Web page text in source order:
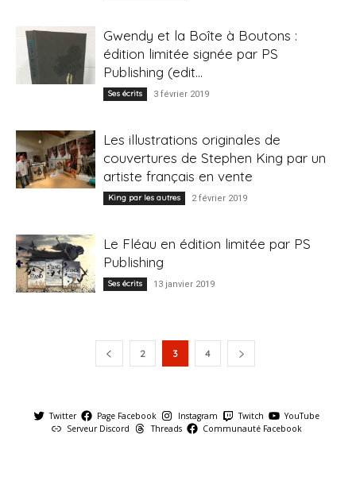
Gwendy et la Boîte à Boutons :
édition limitée signée par PS
Publishing (edit...
Ses écrits 3 février 2019
Les illustrations originales de
couvertures de Stephen King par un
artiste français en vente
King par les autres 2 février 2019
Le Fléau en édition limitée par PS
Publishing
Ses écrits 13 janvier 2019
2 3 4
Twitter Page Facebook Instagram Twitch
YouTube
Serveur Discord
Threads Communauté Facebook